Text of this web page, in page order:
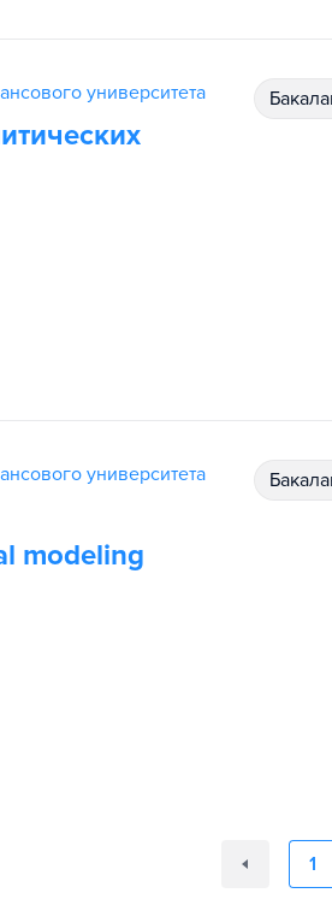
университета
университета
modeling
1